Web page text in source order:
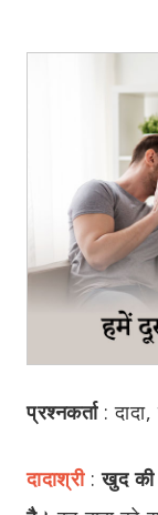
प्रश्नकर्ता:
दादाश्री :खुद की